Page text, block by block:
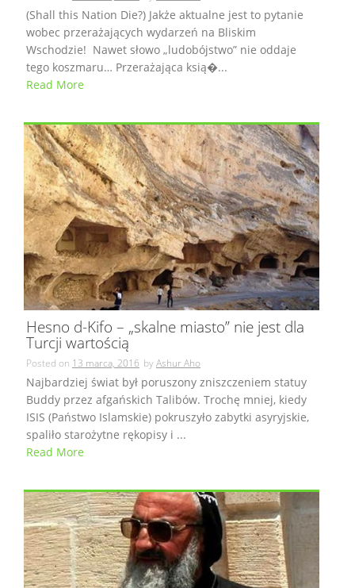
(Shall this Nation Die?) Jakże aktualne jest to pytanie
wobec przerażających wydarzeń na Bliskim
Wschodzie! Nawet słowo „ludobójstwo” nie oddaje
tego koszmaru… Przerażająca ksią�...
Read More
Hesno d-Kifo – „skalne miasto” nie jest dla
Turcji wartością
Posted on 13 marca, 2016 byAshur Aho
Najbardziej świat był poruszony zniszczeniem statuy
Buddy przez afgańskich Talibów. Trochę mniej, kiedy
ISIS (Państwo Islamskie) pokruszyło zabytki asyryjskie,
spaliło starożytne rękopisy i ...
Read More